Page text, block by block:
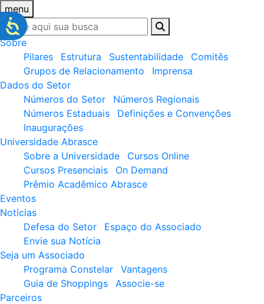
menu
Sobre
Pilares
Estrutura Sustentabilidade
Comitês
Grupos de Relacionamento
Imprensa
Dados do Setor
Números do Setor
Números Regionais
Números Estaduais
Definições e Convenções
Inaugurações
Universidade Abrasce
Sobre a Universidade
Cursos Online
Cursos Presenciais
On Demand
Prêmio Acadêmico Abrasce
Eventos
Notícias
Defesa do Setor
Espaço do Associado
Envie sua Notícia
Seja um Associado
Programa Constelar
Vantagens
Guia de Shoppings
Associe-se
Parceiros